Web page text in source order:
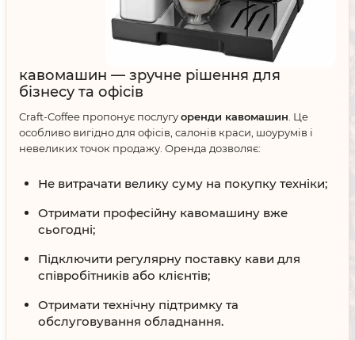
кавомашин — зручне рішення для
бізнесу та офісів
Craft-Coffee пропонує послугуоренди кавомашин . Це
особливо вигідно для офісів, салонів краси, шоурумів і
невеликих точок продажу. Оренда дозволяє:
Не витрачати велику суму на покупку техніки;
Отримати професійну кавомашину вже
сьогодні;
Підключити регулярну поставку кави для
співробітників або клієнтів;
Отримати технічну підтримку та
обслуговування обладнання.